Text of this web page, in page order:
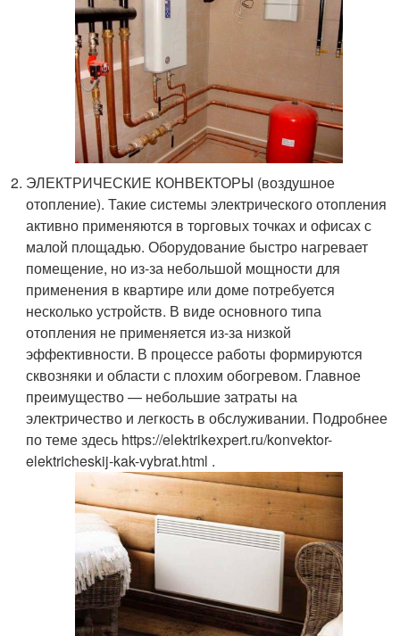
ЭЛЕКТРИЧЕСКИЕ КОНВЕКТОРЫ (воздушное
отопление). Такие системы электрического отопления
активно применяются в торговых точках и офисах с
малой площадью. Оборудование быстро нагревает
помещение, но из-за небольшой мощности для
применения в квартире или доме потребуется
несколько устройств. В виде основного типа
отопления не применяется из-за низкой
эффективности. В процессе работы формируются
сквозняки и области с плохим обогревом. Главное
преимущество — небольшие затраты на
электричество и легкость в обслуживании. Подробнее
по теме здесь https://elektrikexpert.ru/konvektor-
elektricheskij-kak-vybrat.html .